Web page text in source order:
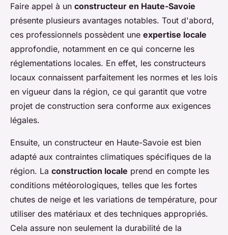
Faire appel à un constructeur en Haute-Savoie
présente plusieurs avantages notables. Tout d'abord,
ces professionnels possèdent une expertise locale
approfondie, notamment en ce qui concerne les
réglementations locales. En effet, les constructeurs
locaux connaissent parfaitement les normes et les lois
en vigueur dans la région, ce qui garantit que votre
projet de construction sera conforme aux exigences
légales.
Ensuite, un constructeur en Haute-Savoie est bien
adapté aux contraintes climatiques spécifiques de la
région. La construction locale prend en compte les
conditions météorologiques, telles que les fortes
chutes de neige et les variations de température, pour
utiliser des matériaux et des techniques appropriés.
Cela assure non seulement la durabilité de la